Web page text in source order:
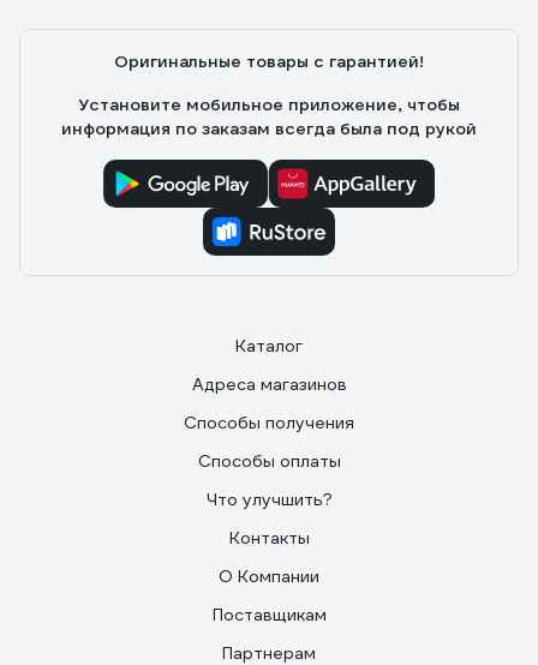
Оригинальные товары с гарантией!
Установите мобильное приложение, чтобы
информация по заказам всегда была под рукой
Каталог
Адреса магазинов
Способы получения
Способы оплаты
Что улучшить?
Контакты
О Компании
Поставщикам
Партнерам